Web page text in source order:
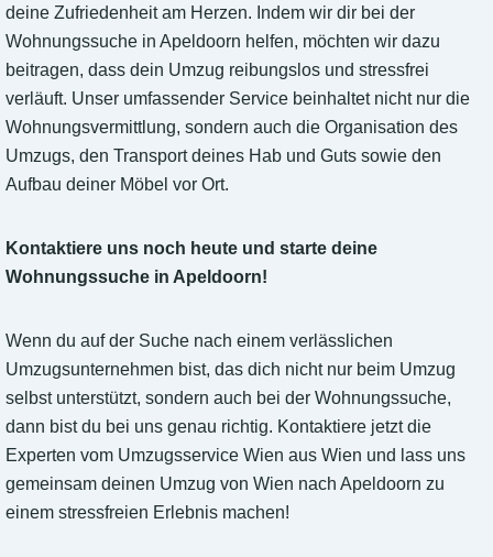
deine Zufriedenheit am Herzen. Indem wir dir bei der
Wohnungssuche in Apeldoorn helfen, möchten wir dazu
beitragen, dass dein Umzug reibungslos und stressfrei
verläuft. Unser umfassender Service beinhaltet nicht nur die
Wohnungsvermittlung, sondern auch die Organisation des
Umzugs, den Transport deines Hab und Guts sowie den
Aufbau deiner Möbel vor Ort.
Kontaktiere uns noch heute und starte deine
Wohnungssuche in Apeldoorn!
Wenn du auf der Suche nach einem verlässlichen
Umzugsunternehmen bist, das dich nicht nur beim Umzug
selbst unterstützt, sondern auch bei der Wohnungssuche,
dann bist du bei uns genau richtig. Kontaktiere jetzt die
Experten vom Umzugsservice Wien aus Wien und lass uns
gemeinsam deinen Umzug von Wien nach Apeldoorn zu
einem stressfreien Erlebnis machen!